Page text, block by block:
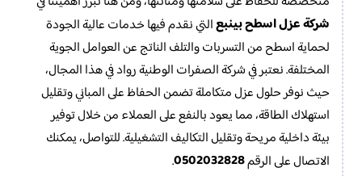
شركة عزل اسطح بينبعالتي نقدم فيها خدمات عالية الجودة
لحماية اسطح من التسربات والتلف الناتج عن العوامل الجوية
المختلفة. نعتبر في شركة الصفرات الوطنية رواد في هذا المجال،
حيث نوفر حلول عزل متكاملة تضمن الحفاظ على المباني وتقليل
استهلاك الطاقة، مما يعود بالنفع على العملاء من خلال توفير
بيئة داخلية مريحة وتقليل التكاليف التشغيلية. للتواصل، يمكنك
الاتصال على الرقم0502032828
.